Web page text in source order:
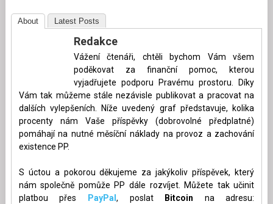
About Latest Posts
Redakce
Vážení čtenáři, chtěli bychom Vám všem
poděkovat za finanční pomoc, kterou
vyjadřujete podporu Pravému prostoru. Díky
Vám tak můžeme stále nezávisle publikovat a pracovat na
dalších vylepšeních. Níže uvedený graf představuje, kolika
procenty nám Vaše příspěvky (dobrovolné předplatné)
pomáhají na nutné měsíční náklady na provoz a zachování
existence PP.
S úctou a pokorou děkujeme za jakýkoliv příspěvek, který
nám společně pomůže PP dále rozvíjet. Můžete tak učinit
platbou přes
PayPal , poslat Bitcoin na adresu: